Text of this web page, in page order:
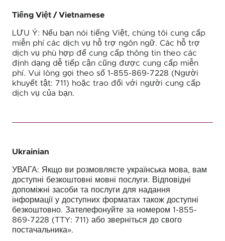
Tiếng Việt / Vietnamese
LƯU Ý: Nếu bạn nói tiếng Việt, chúng tôi cung cấp
miễn phí các dịch vụ hỗ trợ ngôn ngữ. Các hỗ trợ
dịch vụ phù hợp để cung cấp thông tin theo các
định dạng dễ tiếp cận cũng được cung cấp miễn
phí. Vui lòng gọi theo số 1-855-869-7228 (Người
khuyết tật: 711) hoặc trao đổi với người cung cấp
dịch vụ của bạn.
Ukrainian
УВАГА: Якщо ви розмовляєте українська мова, вам
доступні безкоштовні мовні послуги. Відповідні
допоміжні засоби та послуги для надання
інформації у доступних форматах також доступні
безкоштовно. Зателефонуйте за номером 1-855-
869-7228 (TTY: 711) або зверніться до свого
постачальника».